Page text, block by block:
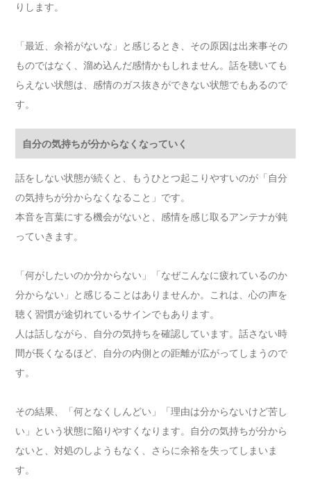
りします。
「最近、余裕がないな」と感じるとき、その原因は出来事その
ものではなく、溜め込んだ感情かもしれません。話を聴いても
らえない状態は、感情のガス抜きができない状態でもあるので
す。
自分の気持ちが分からなくなっていく
話をしない状態が続くと、もうひとつ起こりやすいのが「自分
の気持ちが分からなくなること」です。
本音を言葉にする機会がないと、感情を感じ取るアンテナが鈍
っていきます。
「何がしたいのか分からない」「なぜこんなに疲れているのか
分からない」と感じることはありませんか。これは、心の声を
聴く習慣が途切れているサインでもあります。
人は話しながら、自分の気持ちを確認しています。話さない時
間が長くなるほど、自分の内側との距離が広がってしまうので
す。
その結果、「何となくしんどい」「理由は分からないけど苦し
い」という状態に陥りやすくなります。自分の気持ちが分から
ないと、対処のしようもなく、さらに余裕を失ってしまいま
す。